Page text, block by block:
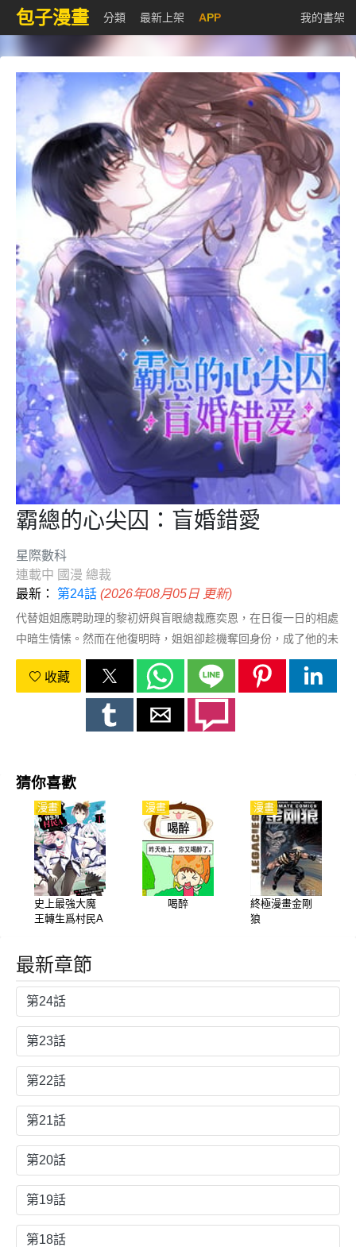
包子漫畫 分類 最新上架 APP 我的書架
霸總的心尖囚：盲婚錯愛
星際數科
連載中 國漫 總裁
最新： 第24話 (2026年08月05日 更新)
代替姐姐應聘助理的黎初妍與盲眼總裁應奕恩，在日復一日的相處
中暗生情愫。然而在他復明時，姐姐卻趁機奪回身份，成了他的未
婚妻。黎初妍黯然退場，沒想到自己仍會一次次吸引應奕恩。愛意
再燃，他卻不知，眼前人才是黑暗裡的那個心上人。
收藏
猜你喜歡
史上最強大魔
王轉生爲村民A
漫畫
喝醉
漫畫
終極漫畫金剛
狼
漫畫
最新章節
第24話
第23話
第22話
第21話
第20話
第19話
第18話